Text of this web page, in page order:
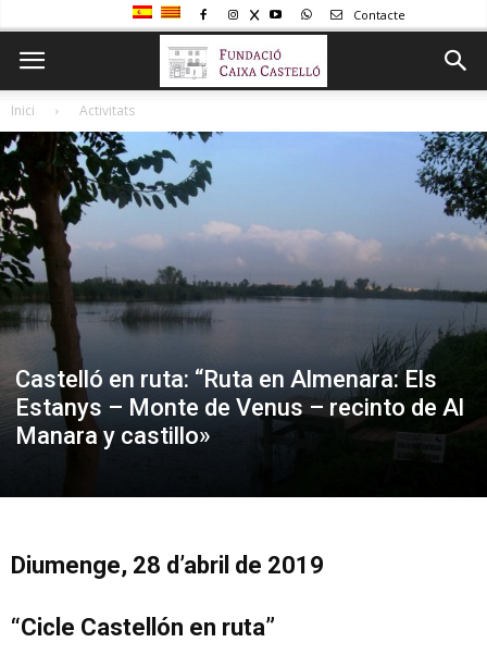
Contacte
Inici Activitats
Castelló en ruta: “Ruta en Almenara: Els
Estanys – Monte de Venus – recinto de Al
Manara y castillo»
Diumenge, 28 d’abril de 2019
“Cicle Castellón en ruta”